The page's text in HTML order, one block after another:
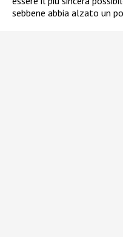
sebbene abbia alzato un